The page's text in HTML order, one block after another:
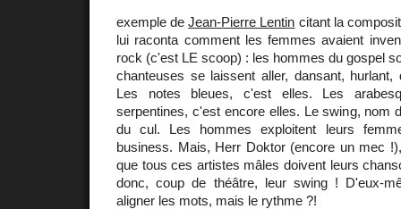
exemple deJean-Pierre Lentin citant la
lui raconta comment les femmes avaient
rock (c'est LE scoop) : les hommes du gospel
chanteuses se laissent aller, dansant, hurlant,
Les notes bleues, c'est elles. Les
serpentines, c'est encore elles. Le swing, nom
du cul. Les hommes exploitent leurs
business. Mais, Herr Doktor (encore un mec
que tous ces artistes mâles doivent leurs
donc, coup de théâtre, leur swing ! D'eux-
aligner les mots, mais le rythme ?!